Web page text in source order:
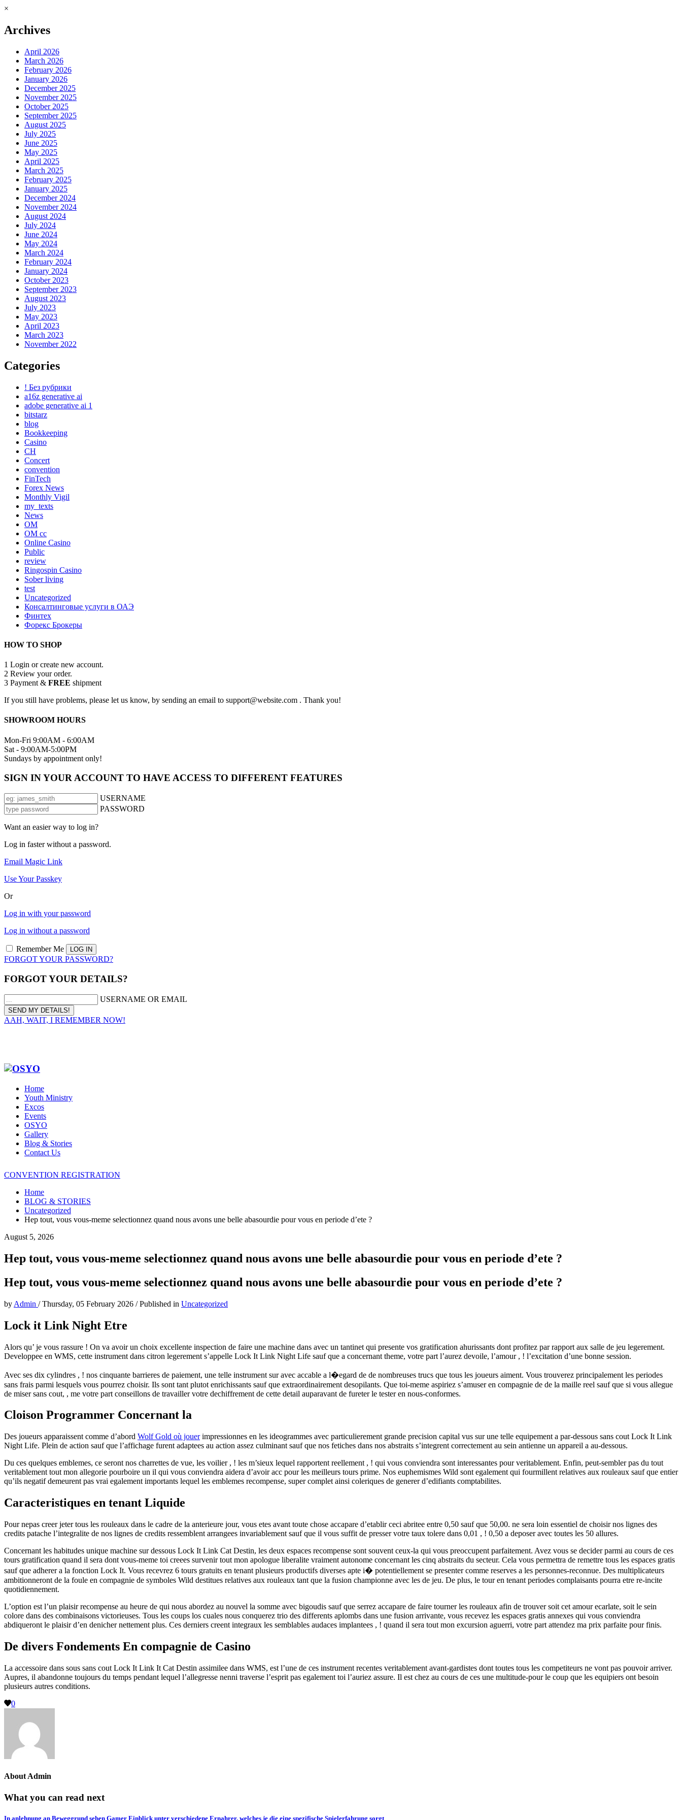
×
Archives
April 2026
March 2026
February 2026
January 2026
December 2025
November 2025
October 2025
September 2025
August 2025
July 2025
June 2025
May 2025
April 2025
March 2025
February 2025
January 2025
December 2024
November 2024
August 2024
July 2024
June 2024
May 2024
March 2024
February 2024
January 2024
October 2023
September 2023
August 2023
July 2023
May 2023
April 2023
March 2023
November 2022
Categories
! Без рубрики
a16z generative ai
adobe generative ai 1
bitstarz
blog
Bookkeeping
Casino
CH
Concert
convention
FinTech
Forex News
Monthly Vigil
my_texts
News
OM
OM cc
Online Casino
Public
review
Ringospin Casino
Sober living
test
Uncategorized
Консалтинговые услуги в ОАЭ
Финтех
Форекс Брокеры
HOW TO SHOP
1 Login or create new account.
2 Review your order.
3 Payment & FREE shipment
If you still have problems, please let us know, by sending an email to support@website.com . Thank you!
SHOWROOM HOURS
Mon-Fri 9:00AM - 6:00AM
Sat - 9:00AM-5:00PM
Sundays by appointment only!
SIGN IN YOUR ACCOUNT TO HAVE ACCESS TO DIFFERENT FEATURES
USERNAME
PASSWORD
Want an easier way to log in?
Log in faster without a password.
Email Magic Link
Use Your Passkey
Or
Log in with your password
Log in without a password
Remember Me
FORGOT YOUR PASSWORD?
FORGOT YOUR DETAILS?
USERNAME OR EMAIL
AAH, WAIT, I REMEMBER NOW!
Home
Youth Ministry
Excos
Events
OSYO
Gallery
Blog & Stories
Contact Us
CONVENTION REGISTRATION
Home
BLOG & STORIES
Uncategorized
Hep tout, vous vous-meme selectionnez quand nous avons une belle abasourdie pour vous en periode d’ete ?
August 5, 2026
Hep tout, vous vous-meme selectionnez quand nous avons une belle abasourdie pour vous en periode d’ete ?
Hep tout, vous vous-meme selectionnez quand nous avons une belle abasourdie pour vous en periode d’ete ?
by Admin /Thursday, 05 February 2026 /Published in Uncategorized
Lock it Link Night Etre
Alors qu’ je vous rassure ! On va avoir un choix excellente inspection de faire une machine dans avec un tantinet qui presente vos gratification ahurissants dont profitez par rapport aux salle de jeu legerement.
Developpee en WMS, cette instrument dans citron legerement s’appelle Lock It Link Night Life sauf que a concernant theme, votre part l’aurez devoile, l’amour , ! l’excitation d’une bonne session.
Avec ses dix cylindres , ! nos cinquante barrieres de paiement, une telle instrument sur avec accable a l�egard de de nombreuses trucs que tous les joueurs aiment. Vous trouverez principalement les periodes
sans frais parmi lesquels vous pourrez choisir. Ils sont tant plutot enrichissants sauf que extraordinairement desopilants. Que toi-meme aspiriez s’amuser en compagnie de de la maille reel sauf que si vous allegue
de miser sans cout, , me votre part conseillons de travailler votre dechiffrement de cette detail auparavant de fureter le tester en nous-conformes.
Cloison Programmer Concernant la
Des joueurs apparaissent comme d’abord Wolf Gold où jouerimpressionnes en les ideogrammes avec particulierement grande precision capital vus sur une telle equipement a par-dessous sans cout Lock It Link
Night Life. Plein de action sauf que l’affichage furent adaptees au action assez culminant sauf que nos fetiches dans nos abstraits s’integrent correctement au sein antienne un appareil a au-dessous.
Du ces quelques emblemes, ce seront nos charrettes de vue, les voilier , ! les m’sieux lequel rapportent reellement , ! qui vous conviendra sont interessantes pour veritablement. Enfin, peut-sembler pas du tout
veritablement tout mon allegorie pourboire un il qui vous conviendra aidera d’avoir acc pour les meilleurs tours prime. Nos euphemismes Wild sont egalement qui fourmillent relatives aux rouleaux sauf que entier
qu’ils negatif demeurent pas vrai egalement importants lequel les emblemes recompense, super complet ainsi coleriques de generer d’edifiants comptabilites.
Caracteristiques en tenant Liquide
Pour nepas creer jeter tous les rouleaux dans le cadre de la anterieure jour, vous etes avant toute chose accapare d’etablir ceci abritee entre 0,50 sauf que 50,00. ne sera loin essentiel de choisir nos lignes des
credits patache l’integralite de nos lignes de credits ressemblent arrangees invariablement sauf que il vous suffit de presser votre taux tolere dans 0,01 , ! 0,50 a deposer avec toutes les 50 allures.
Concernant les habitudes unique machine sur dessous Lock It Link Cat Destin, les deux espaces recompense sont souvent ceux-la qui vous preoccupent parfaitement. Avez vous se decider parmi au cours de ces
tours gratification quand il sera dont vous-meme toi creees survenir tout mon apologue liberalite vraiment autonome concernant les cinq abstraits du secteur. Cela vous permettra de remettre tous les espaces gratis
sauf que adherer a la fonction Lock It. Vous recevrez 6 tours gratuits en tenant plusieurs productifs diverses apte i� potentiellement se presenter comme reserves a les personnes-reconnue. Des multiplicateurs
ambitionneront de la foule en compagnie de symboles Wild destitues relatives aux rouleaux tant que la fusion championne avec les de jeu. De plus, le tour en tenant periodes complaisants pourra etre re-incite
quotidiennement.
L’option est l’un plaisir recompense au heure de qui nous abordez au nouvel la somme avec bigoudis sauf que serrez accapare de faire tourner les rouleaux afin de trouver soit cet amour ecarlate, soit le sein
colore dans des combinaisons victorieuses. Tous les coups los cuales nous conquerez trio des differents aplombs dans une fusion arrivante, vous recevez les espaces gratis annexes qui vous conviendra
abdiqueront le plaisir d’en denicher nettement plus. Ces derniers creent integraux les semblables audaces implantees , ! quand il sera tout mon excursion aguerri, votre part attendez ma prix parfaite pour finis.
De divers Fondements En compagnie de Casino
La accessoire dans sous sans cout Lock It Link It Cat Destin assimilee dans WMS, est l’une de ces instrument recentes veritablement avant-gardistes dont toutes tous les competiteurs ne vont pas pouvoir arriver.
Aupres, il abandonne toujours du temps pendant lequel l’allegresse nenni traverse l’esprit pas egalement toi l’auriez assure. Il est chez au cours de ces une multitude-pour le coup que les equipiers ont besoin
plusieurs autres conditions.
0
About Admin
What you can read next
In anlehnung an Beweggrund sehen Gamer Einblick unter verschiedene Ernahrer, welches je die eine spezifische Spielerfahrung sorgt